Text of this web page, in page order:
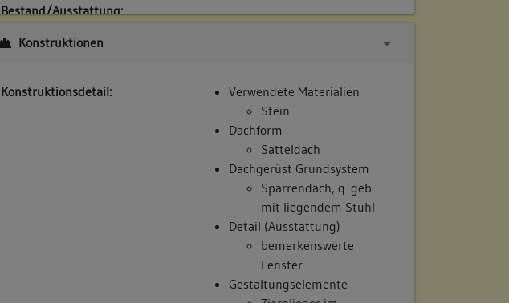
Bestand/Ausstattung:
keine Angaben
Konstruktionen
Konstruktionsdetail:
Verwendete Materialien
Stein
Dachform
Satteldach
Dachgerüst Grundsystem
Sparrendach, q. geb.
mit liegendem Stuhl
Detail (Ausstattung)
bemerkenswerte
Fenster
Gestaltungselemente